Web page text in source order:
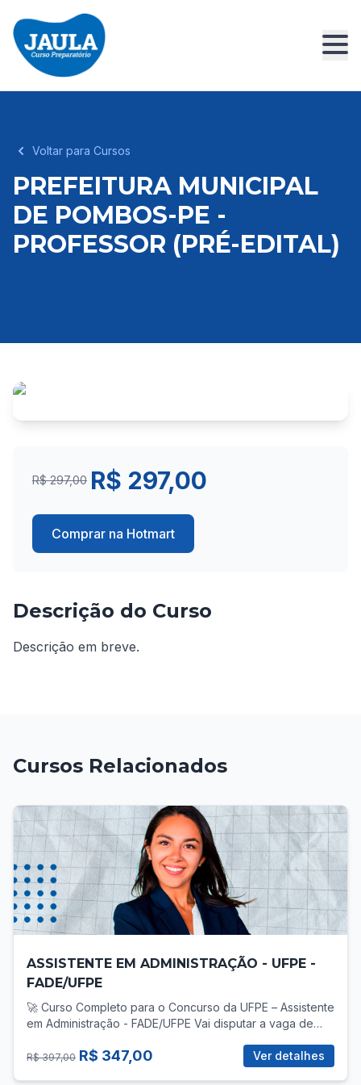
Voltar para Cursos
PREFEITURA MUNICIPAL
DE POMBOS-PE -
PROFESSOR (PRÉ-EDITAL)
R$ 297,00 R$ 297,00
Comprar na Hotmart
Descrição do Curso
Descrição em breve.
Cursos Relacionados
ASSISTENTE EM ADMINISTRAÇÃO - UFPE -
FADE/UFPE
🚀 Curso Completo para o Concurso da UFPE – Assistente
em Administração - FADE/UFPE Vai disputar a vaga de
você precisa de uma preparação direcionada, com foco
total no que realmente cobra! 📚 O que você vai
R$ 397,00 R$ 347,00 Ver detalhes